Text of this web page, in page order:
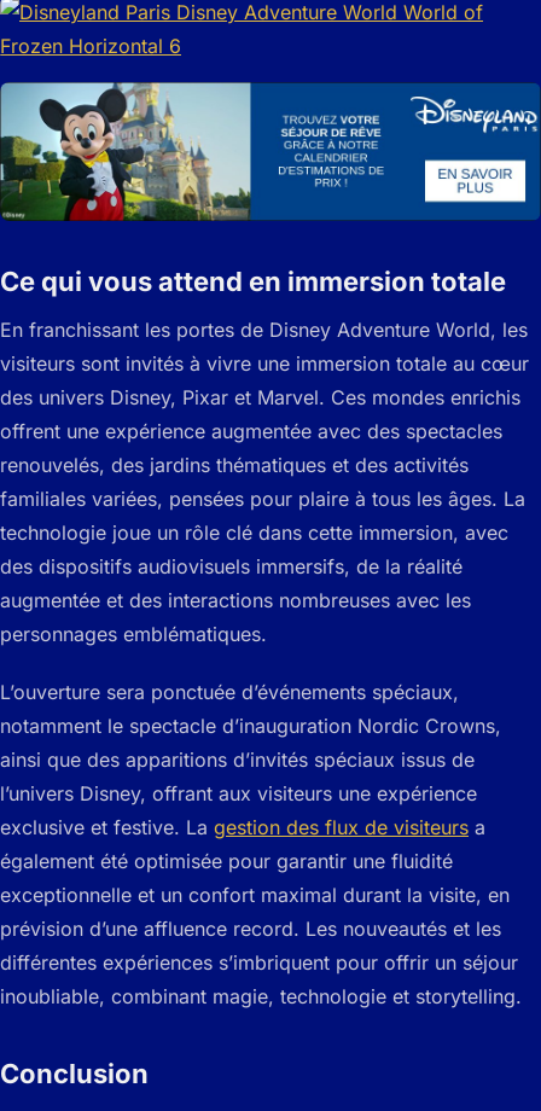
Ce qui vous attend en immersion totale
En franchissant les portes de Disney Adventure World, les
visiteurs sont invités à vivre une immersion totale au cœur
des univers Disney, Pixar et Marvel. Ces mondes enrichis
offrent une expérience augmentée avec des spectacles
renouvelés, des jardins thématiques et des activités
familiales variées, pensées pour plaire à tous les âges. La
technologie joue un rôle clé dans cette immersion, avec
des dispositifs audiovisuels immersifs, de la réalité
augmentée et des interactions nombreuses avec les
personnages emblématiques.
L’ouverture sera ponctuée d’événements spéciaux,
notamment le spectacle d’inauguration Nordic Crowns,
ainsi que des apparitions d’invités spéciaux issus de
l’univers Disney, offrant aux visiteurs une expérience
exclusive et festive. La gestion des flux de visiteurs a
également été optimisée pour garantir une fluidité
exceptionnelle et un confort maximal durant la visite, en
prévision d’une affluence record. Les nouveautés et les
différentes expériences s’imbriquent pour offrir un séjour
inoubliable, combinant magie, technologie et storytelling.
Conclusion